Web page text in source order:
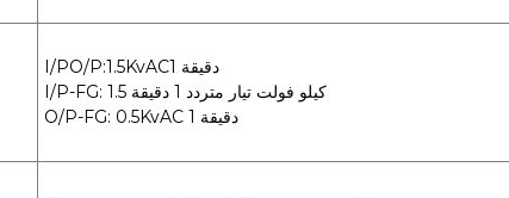
I/PO/P:1.5KvAC1 دقيقة
I/P-FG: 1.5 كيلو فولت تيار متردد 1 دقيقة
O/P-FG: 0.5KvAC 1 دقيقة